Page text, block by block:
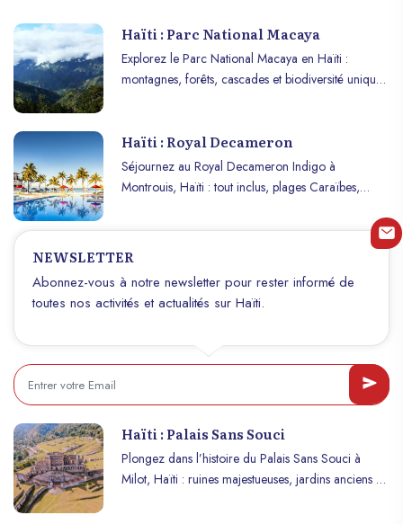
Haïti : Parc National Macaya
Explorez le Parc National Macaya en Haïti :
montagnes, forêts, cascades et biodiversité unique
Haïti : Royal Decameron
Séjournez au Royal Decameron Indigo à
Montrouis, Haïti : tout inclus, plages Caraïbes,
maintenant !
NEWSLETTER
Abonnez-vous à notre newsletter pour rester informé de
toutes nos activités et actualités sur Haïti.
Haïti : Palais Sans Souci
Plongez dans l’histoire du Palais Sans Souci à
Milot, Haïti : ruines majestueuses, jardins anciens et